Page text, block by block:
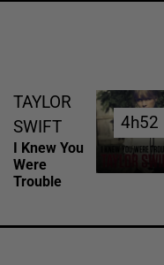
TAYLOR
SWIFT
I Knew You
Were
Trouble
4h52
4h52